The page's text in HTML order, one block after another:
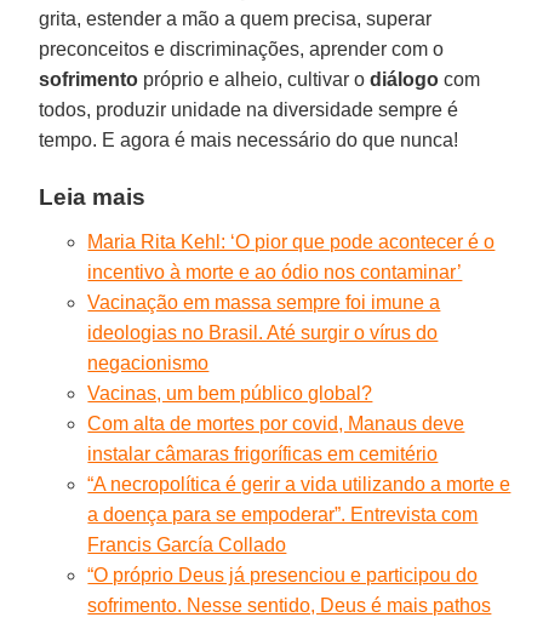
grita, estender a mão a quem precisa, superar
preconceitos e discriminações, aprender com o
sofrimento próprio e alheio, cultivar odiálogo com
todos, produzir unidade na diversidade sempre é
tempo. E agora é mais necessário do que nunca!
Leia mais
Maria Rita Kehl: ‘O pior que pode acontecer é o
incentivo à morte e ao ódio nos contaminar’
Vacinação em massa sempre foi imune a
ideologias no Brasil. Até surgir o vírus do
negacionismo
Vacinas, um bem público global?
Com alta de mortes por covid, Manaus deve
instalar câmaras frigoríficas em cemitério
“A necropolítica é gerir a vida utilizando a morte e
a doença para se empoderar”. Entrevista com
Francis García Collado
“O próprio Deus já presenciou e participou do
sofrimento. Nesse sentido, Deus é mais pathos